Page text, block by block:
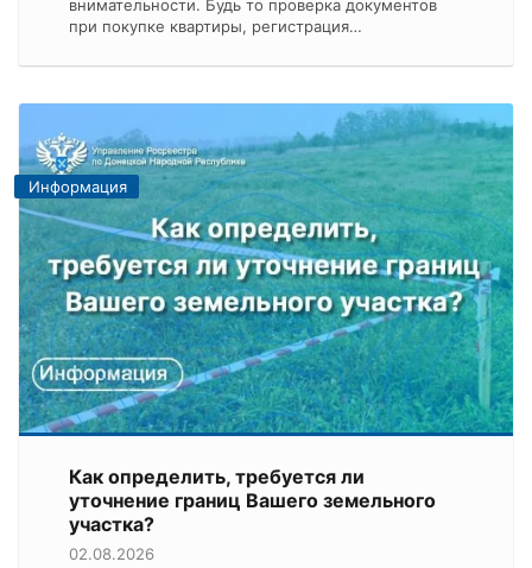
внимательности. Будь то проверка документов
при покупке квартиры, регистрация…
Информация
Как определить, требуется ли
уточнение границ Вашего земельного
участка?
02.08.2026